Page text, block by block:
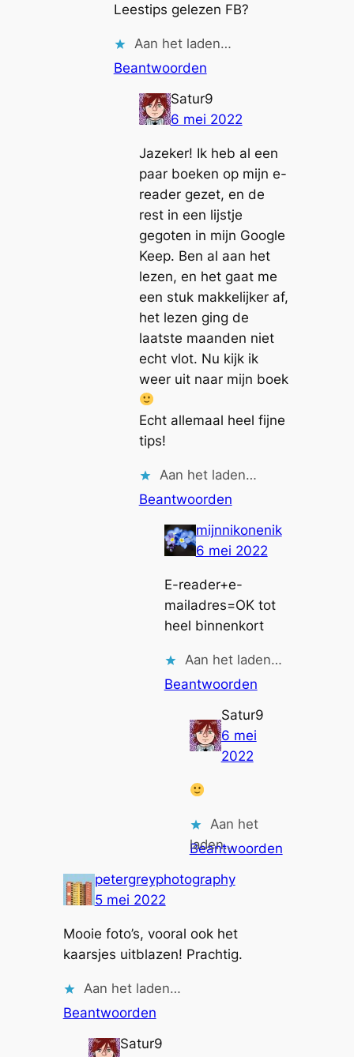
Leestips gelezen FB?
Aan het laden…
Beantwoorden
Satur9
6 mei 2022
Jazeker! Ik heb al een
paar boeken op mijn e-
reader gezet, en de
rest in een lijstje
gegoten in mijn Google
Keep. Ben al aan het
lezen, en het gaat me
een stuk makkelijker af,
het lezen ging de
laatste maanden niet
echt vlot. Nu kijk ik
weer uit naar mijn boek
Echt allemaal heel fijne
tips!
Aan het laden…
Beantwoorden
mijnnikonenik
6 mei 2022
E-reader+e-
mailadres=OK tot
heel binnenkort
Aan het laden…
Beantwoorden
Satur9
6 mei
2022
Aan het
laden…
Beantwoorden
petergreyphotography
5 mei 2022
Mooie foto’s, vooral ook het
kaarsjes uitblazen! Prachtig.
Aan het laden…
Beantwoorden
Satur9